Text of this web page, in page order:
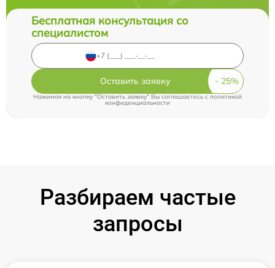
Бесплатная консультация со
специалистом
Оставить заявку
Нажимая на кнопку "Оставить заявку" Вы соглашаетесь cполитикой
конфиденциальности
Разбираем частые
запросы